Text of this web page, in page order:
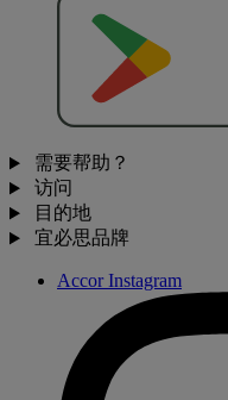
需要帮助？
访问
目的地
宜必思品牌
Accor Instagram